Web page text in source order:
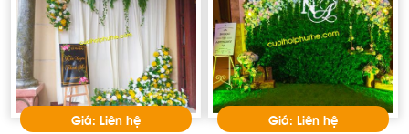
Giá: Liên hệ Giá: Liên hệ